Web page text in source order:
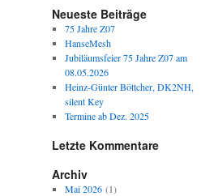
Neueste Beiträge
75 Jahre Z07
HanseMesh
Jubiläumsfeier 75 Jahre Z07 am
08.05.2026
Heinz-Günter Böttcher, DK2NH,
silent Key
Termine ab Dez. 2025
Letzte Kommentare
Archiv
Mai 2026(1)